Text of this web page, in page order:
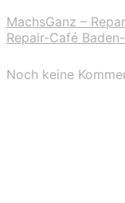
MachsGanz –
Repair-Café
Noch keine